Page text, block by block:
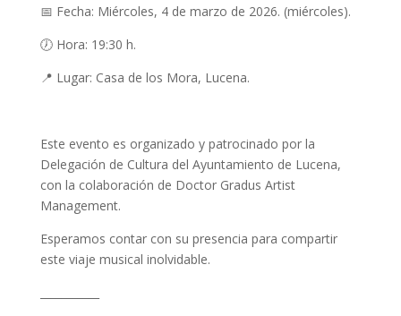
📅 Fecha: Miércoles, 4 de marzo de 2026. (miércoles).
🕖 Hora: 19:30 h.
📍 Lugar: Casa de los Mora, Lucena.
Este evento es organizado y patrocinado por la
Delegación de Cultura del Ayuntamiento de Lucena,
con la colaboración de Doctor Gradus Artist
Management.
Esperamos contar con su presencia para compartir
este viaje musical inolvidable.